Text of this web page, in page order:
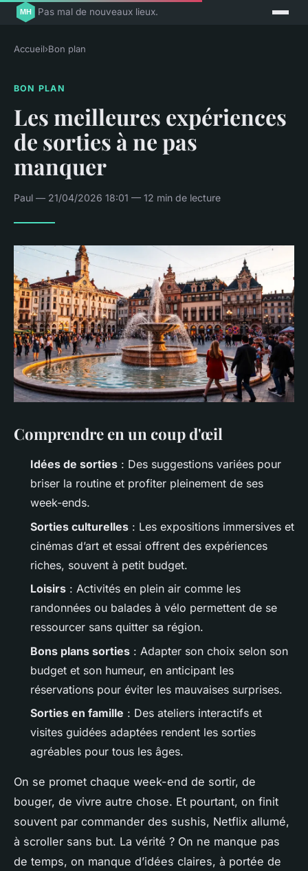
Pas mal de nouveaux lieux.
Accueil›Bon plan
BON PLAN
Les meilleures expériences
de sorties à ne pas
manquer
Paul — 21/04/2026 18:01 — 12 min de lecture
Comprendre en un coup d'œil
Idées de sorties : Des suggestions variées pour
briser la routine et profiter pleinement de ses
week-ends.
Sorties culturelles : Les expositions immersives et
cinémas d’art et essai offrent des expériences
riches, souvent à petit budget.
Loisirs : Activités en plein air comme les
randonnées ou balades à vélo permettent de se
ressourcer sans quitter sa région.
Bons plans sorties : Adapter son choix selon son
budget et son humeur, en anticipant les
réservations pour éviter les mauvaises surprises.
Sorties en famille : Des ateliers interactifs et
visites guidées adaptées rendent les sorties
agréables pour tous les âges.
On se promet chaque week-end de sortir, de
bouger, de vivre autre chose. Et pourtant, on finit
souvent par commander des sushis, Netflix allumé,
à scroller sans but. La vérité ? On ne manque pas
de temps, on manque d’idées claires, à portée de